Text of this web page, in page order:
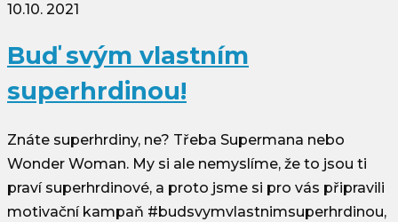
10.10. 2021
Buď svým vlastním
superhrdinou!
Znáte superhrdiny, ne? Třeba Supermana nebo
Wonder Woman. My si ale nemyslíme, že to jsou ti
praví superhrdinové, a proto jsme si pro vás připravili
motivační kampaň #budsvymvlastnimsuperhrdinou,